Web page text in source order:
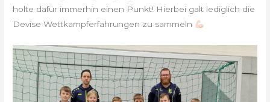
holte dafür immerhin einen Punkt! Hierbei galt lediglich die
Devise Wettkampferfahrungen zu sammeln